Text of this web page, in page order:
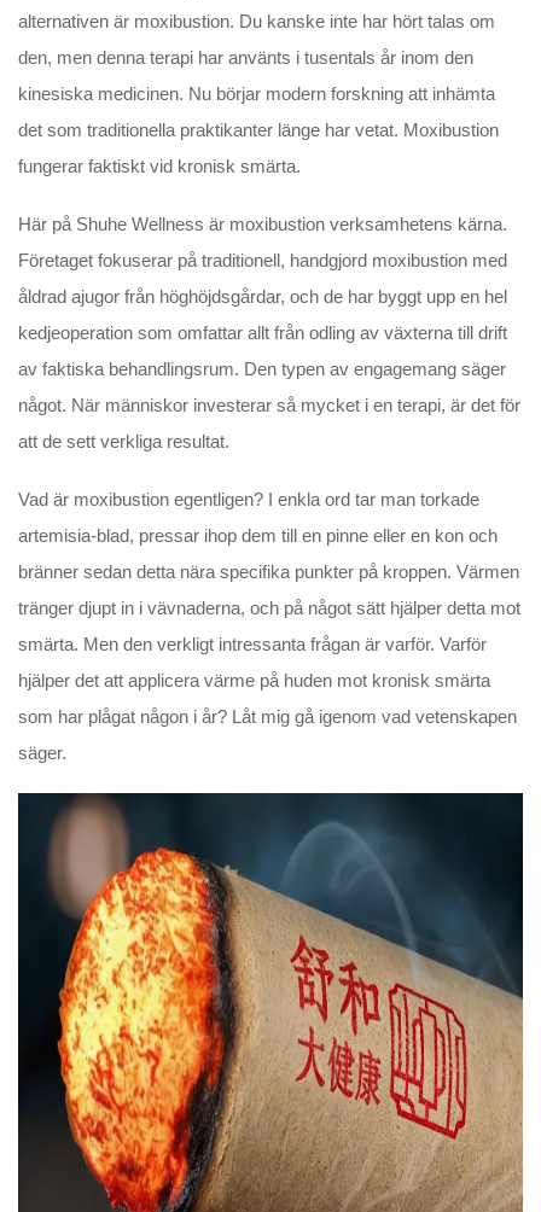
alternativen är moxibustion. Du kanske inte har hört talas om
den, men denna terapi har använts i tusentals år inom den
kinesiska medicinen. Nu börjar modern forskning att inhämta
det som traditionella praktikanter länge har vetat. Moxibustion
fungerar faktiskt vid kronisk smärta.
Här på Shuhe Wellness är moxibustion verksamhetens kärna.
Företaget fokuserar på traditionell, handgjord moxibustion med
åldrad ajugor från höghöjdsgårdar, och de har byggt upp en hel
kedjeoperation som omfattar allt från odling av växterna till drift
av faktiska behandlingsrum. Den typen av engagemang säger
något. När människor investerar så mycket i en terapi, är det för
att de sett verkliga resultat.
Vad är moxibustion egentligen? I enkla ord tar man torkade
artemisia-blad, pressar ihop dem till en pinne eller en kon och
bränner sedan detta nära specifika punkter på kroppen. Värmen
tränger djupt in i vävnaderna, och på något sätt hjälper detta mot
smärta. Men den verkligt intressanta frågan är varför. Varför
hjälper det att applicera värme på huden mot kronisk smärta
som har plågat någon i år? Låt mig gå igenom vad vetenskapen
säger.